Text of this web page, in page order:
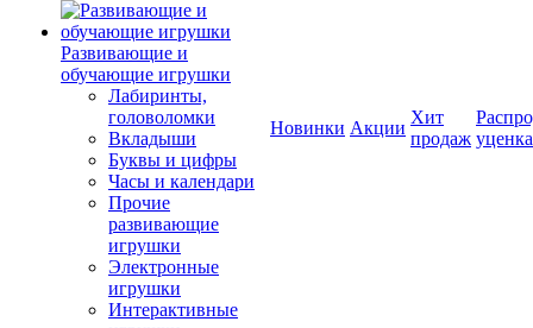
Развивающие и
обучающие игрушки
Лабиринты,
головоломки
Вкладыши
Буквы и цифры
Часы и календари
Прочие
развивающие
игрушки
Электронные
игрушки
Интерактивные
Новинки Акции
Хит
продаж уценка